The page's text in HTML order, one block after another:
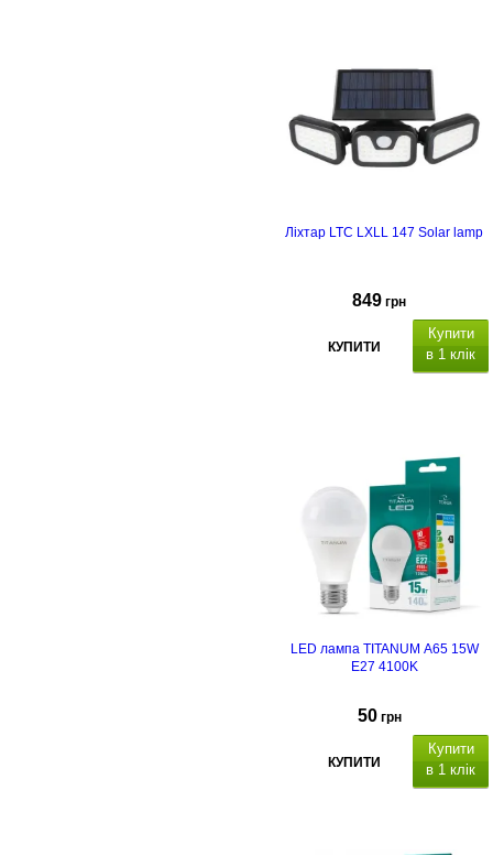
Ліхтар LTC LXLL 147 Solar lamp
849 грн
КУПИТИ
Купити
в 1 клік
світлодіодів: 74 x SMD LED
атеріал корпуса: пластик (ABS)
освітлена площа: 100-120 м2
світловий потік: 800 лм, датчик
руху : 120 °, 3-5 м, ємність
акумулятора: 2400 mAh.
LED лампа TITANUM A65 15W
E27 4100K
50 грн
КУПИТИ
Купити
в 1 клік